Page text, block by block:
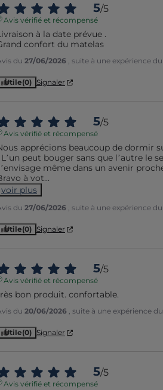
5/5
Avis vérifié et récompensé
à la date prévue .
confort du matelas
du 27/06/2026 , suite à une expérience du
Utile(0) Signaler
5/5
Avis vérifié et récompensé
apprécions beaucoup de dormir
L’un peut bouger sans que l’autre le
même dans un avenir
à vot...
voir plus
du 27/06/2026 , suite à une expérience du
Utile(0) Signaler
5/5
Avis vérifié et récompensé
bon produit. confortable.
du 20/06/2026 , suite à une expérience du
Utile(0) Signaler
5/5
Avis vérifié et récompensé